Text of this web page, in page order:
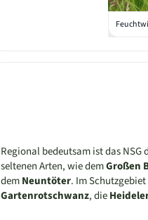
Regional bedeutsam ist das
seltenen Arten, wie demGroßen
dem Neuntöter. Im
Gartenrotschwanz, die